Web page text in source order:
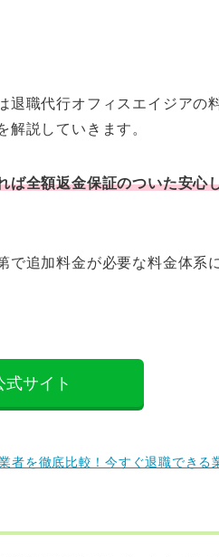
職代行オフィスエイジアの
解説していきます。
ば全額返金保証のついた安心
で追加料金が必要な料金体系
式サイト
者を徹底比較！今すぐ退職できる